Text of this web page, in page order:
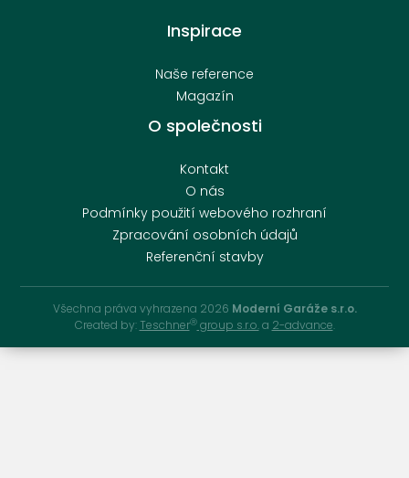
Inspirace
Naše reference
Magazín
O společnosti
Kontakt
O nás
Podmínky použití webového rozhraní
Zpracování osobních údajů
Referenční stavby
Všechna práva vyhrazena 2026 Moderní Garáže s.r.o.
Created by: TeschnerⓇgroup s.r.o.a 2-advance.